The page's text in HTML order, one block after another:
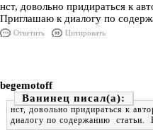
нст, довольно придираться к
Приглашаю к диалогу по
Ответить Цитировать
begemotoff
Ванинец
нст, довольно придираться к
диалогу по содержанию статьи.